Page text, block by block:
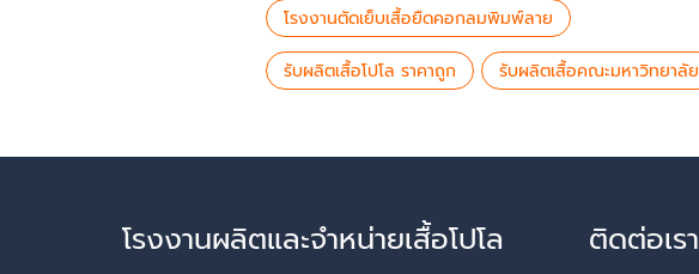
โรงงานตัดเย็บเสื้อยืดคอกลมพิมพ์ลาย
รับผลิตเสื้อโปโล ราคาถูก รับผลิตเสื้อคณะมหาวิทยาลัย
โรงงานผลิตและจำหน่ายเสื้อโปโล ติดต่อเรา